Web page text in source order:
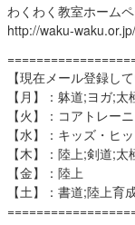
わくわく教室ホーム
http://waku-
【現在メール登録し
【月】：躰道;ヨガ;太
【火】：コアトレー
【水】：キッズ・ヒ
【木】：陸上;剣道;太
【金】：陸上
【土】：書道;陸上育